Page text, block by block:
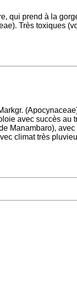
qui prend à la
Très toxiques
avec succès au
Manambaro),
climat très